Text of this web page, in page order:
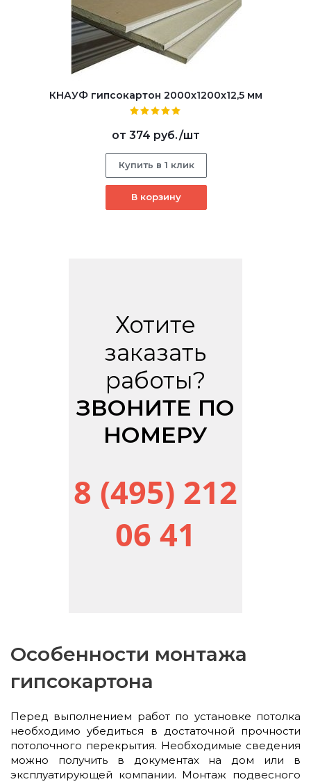
КНАУФ гипсокартон 2000x1200x12,5 мм
от 374 руб./шт
Купить в 1 клик
В корзину
Хотите
заказать
работы?
ЗВОНИТЕ ПО
НОМЕРУ
8 (495) 212
06 41
Особенности монтажа
гипсокартона
Перед выполнением работ по установке потолка
необходимо убедиться в достаточной прочности
потолочного перекрытия. Необходимые сведения
можно получить в документах на дом или в
эксплуатирующей компании. Монтаж подвесного